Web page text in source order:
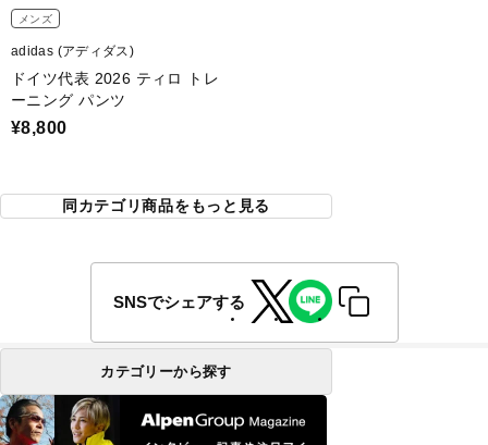
メンズ
adidas (アディダス)
ドイツ代表 2026 ティロ トレ
ーニング パンツ
¥8,800
同カテゴリ商品をもっと見る
SNSでシェアする
カテゴリーから探す